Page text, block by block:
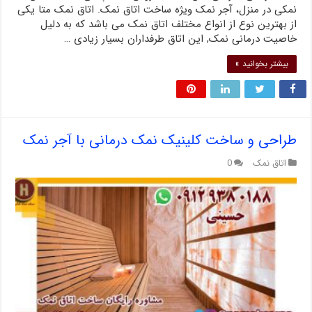
نمکی در منزل، آجر نمک ویژه ساخت اتاق نمک. اتاق نمک متا یکی
از بهترین نوع از انواع مختلف اتاق نمک می باشد که به دلیل
خاصیت درمانی نمک, این اتاق طرفداران بسیار زیادی …
بیشتر بخوانید »
طراحی و ساخت کلینیک نمک درمانی با آجر نمک
اتاق نمک 0